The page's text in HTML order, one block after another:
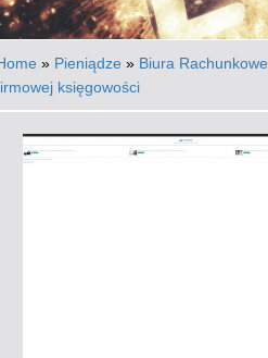
» Pieniądze » Biura Rachunkowe
księgowości